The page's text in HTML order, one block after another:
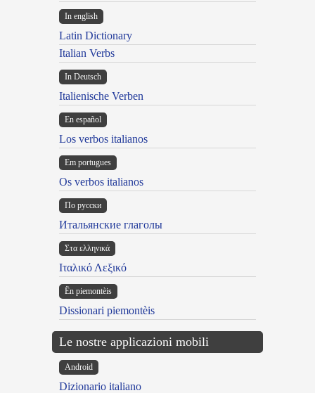
In english
Latin Dictionary
Italian Verbs
In Deutsch
Italienische Verben
En español
Los verbos italianos
Em portugues
Os verbos italianos
По русски
Итальянские глаголы
Στα ελληνικά
Ιταλικό Λεξικό
Ën piemontèis
Dissionari piemontèis
Le nostre applicazioni mobili
Android
Dizionario italiano